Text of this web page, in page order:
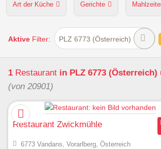
Art der Küche Gerichte
Hunde erlaubt Kapazität
Aktive Filter: PLZ 6773 (Österreich)
1 Restaurant in PLZ 6773 (Österreich)
(von 20901)
Restaurant Zwickmühle
6773 Vandans, Vorarlberg, Österreich